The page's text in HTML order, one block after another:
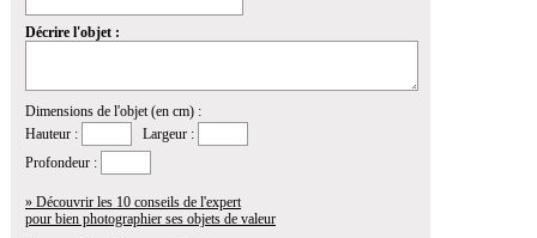
Décrire l'objet :
Dimensions de l'objet (en cm) :
Hauteur :
Largeur :
Profondeur :
» Découvrir les 10 conseils de l'expert
pour bien photographier ses objets de valeur